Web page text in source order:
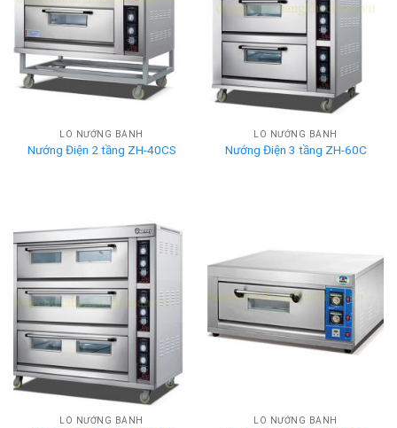
LÒ NƯỚNG BÁNH
Nướng Điện 2 tầng ZH-40CS
LÒ NƯỚNG BÁNH
Nướng Điện 3 tầng ZH-60C
LÒ NƯỚNG BÁNH LÒ NƯỚNG BÁNH